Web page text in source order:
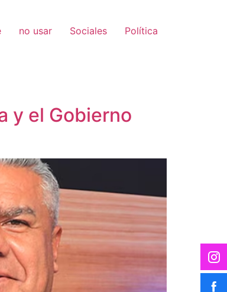
no usar Sociales Política
y el Gobierno